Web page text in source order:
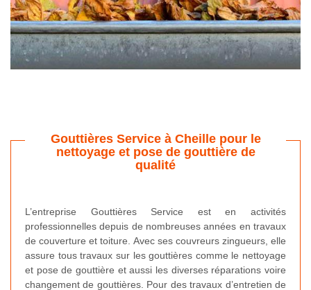
Gouttières Service à Cheille pour le
nettoyage et pose de gouttière de
qualité
L’entreprise Gouttières Service est en activités
professionnelles depuis de nombreuses années en travaux
de couverture et toiture. Avec ses couvreurs zingueurs, elle
assure tous travaux sur les gouttières comme le nettoyage
et pose de gouttière et aussi les diverses réparations voire
changement de gouttières. Pour des travaux d’entretien de